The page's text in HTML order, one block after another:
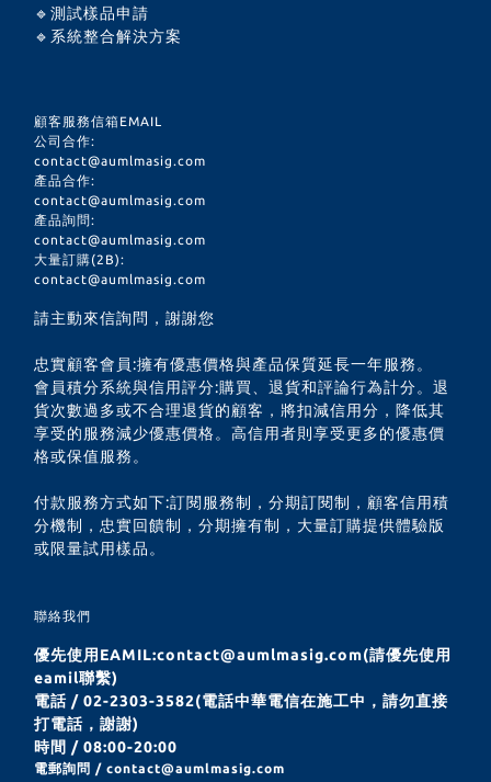
🔹測試樣品申請
🔹系統整合解決方案
顧客服務信箱EMAIL
公司合作:
contact@aumlmasig.com
產品合作:
contact@aumlmasig.com
產品詢問:
contact@aumlmasig.com
大量訂購(2B):
contact@aumlmasig.com
請主動來信詢問，謝謝您
忠實顧客會員:擁有優惠價格與產品保質延長一年服務。
會員積分系統與信用評分:購買、退貨和評論行為計分。退
貨次數過多或不合理退貨的顧客，將扣減信用分，降低其
享受的服務減少優惠價格。高信用者則享受更多的優惠價
格或保值服務。
付款服務方式如下:訂閱服務制，分期訂閱制，顧客信用積
分機制，忠實回饋制，分期擁有制，大量訂購提供體驗版
或限量試用樣品。
聯絡我們
優先使用EAMIL:contact@aumlmasig.com(請優先使用
eamil聯繫)
電話 / 02-2303-3582(電話中華電信在施工中，請勿直接
打電話，謝謝)
時間 / 08:00-20:00
電郵詢問 / contact@aumlmasig.com